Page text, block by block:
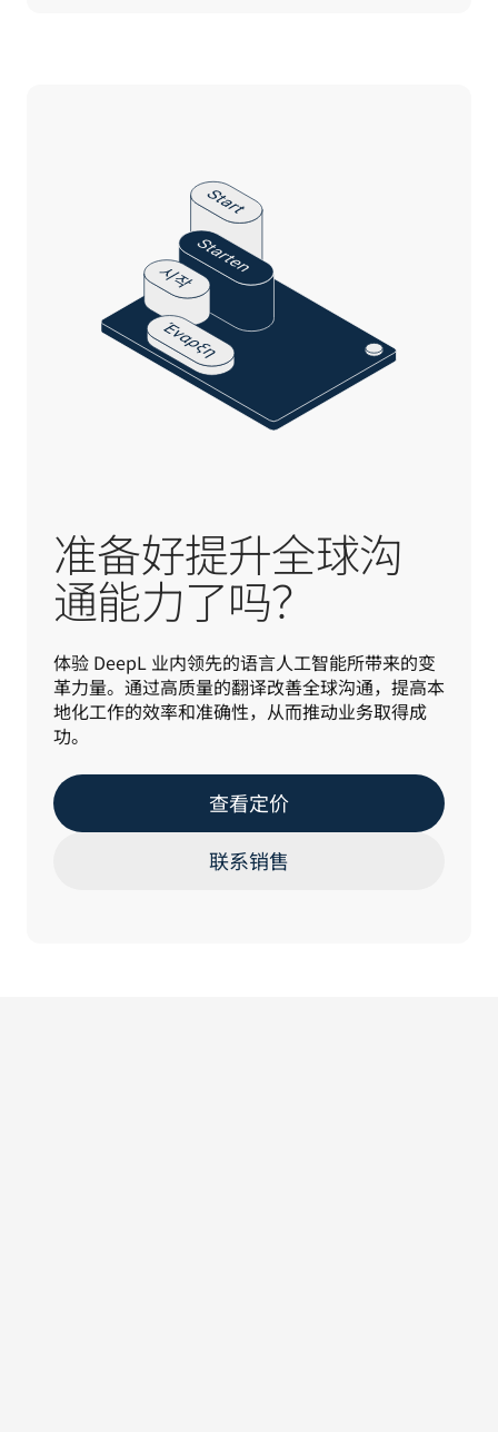
准备好提升全球沟
通能力了吗？
体验 DeepL 业内领先的语言人工智能所带来的变
革力量。通过高质量的翻译改善全球沟通，提高本
地化工作的效率和准确性，从而推动业务取得成
功。
查看定价
联系销售